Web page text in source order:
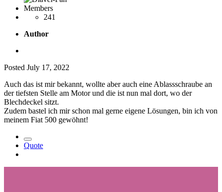
Members
241
Author
Posted July 17, 2022
Auch das ist mir bekannt, wollte aber auch eine Ablassschraube an
der tiefsten Stelle am Motor und die ist nun mal dort, wo der
Blechdeckel sitzt.
Zudem bastel ich mir schon mal gerne eigene Lösungen, bin ich von
meinem Fiat 500 gewöhnt!
Quote